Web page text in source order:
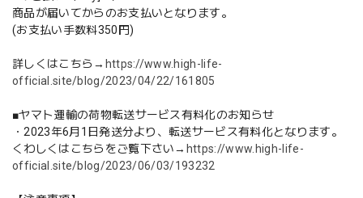
商品が届いてからのお支払いとなります。
(お支払い手数料350円)
詳しくはこちら→ https://www.high-life-
official.site/blog/2023/04/22/161805
■ヤマト運輸の荷物転送サービス有料化のお知らせ
・2023年6月1日発送分より、転送サービス有料化となります。
くわしくはこちらをご覧下さい→ https://www.high-life-
official.site/blog/2023/06/03/193232